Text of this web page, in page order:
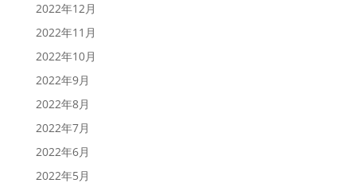
2022年12月
2022年11月
2022年10月
2022年9月
2022年8月
2022年7月
2022年6月
2022年5月